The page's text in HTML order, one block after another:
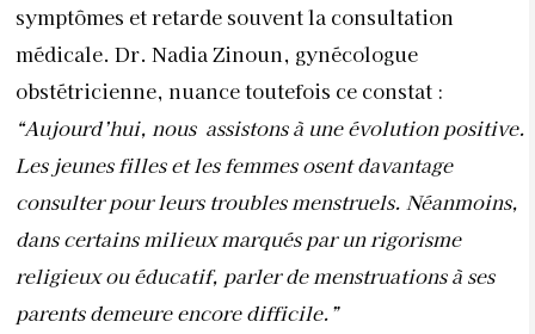
symptômes et retarde souvent la consultation
médicale. Dr. Nadia Zinoun, gynécologue
obstétricienne, nuance toutefois ce constat :
“Aujourd’hui, nous assistons à une évolution positive.
Les jeunes filles et les femmes osent davantage
consulter pour leurs troubles menstruels. Néanmoins,
dans certains milieux marqués par un rigorisme
religieux ou éducatif, parler de menstruations à ses
parents demeure encore difficile.”